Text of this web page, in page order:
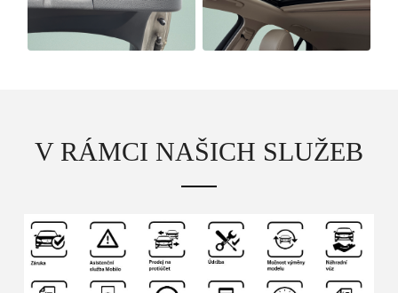
V RÁMCI NAŠICH SLUŽEB
Osobní vozy Užitkové vozy Nákladní vozy
Poslat